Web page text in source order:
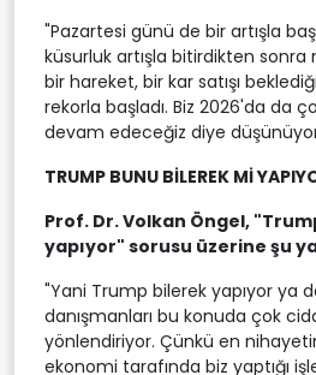
"Pazartesi günü de bir artışla
küsurluk artışla bitirdikten sonra
bir hareket, bir kar satışı
rekorla başladı. Biz 2026'da da
devam edeceğiz diye
TRUMP BUNU BİLEREK Mİ
Prof. Dr. Volkan Öngel,
yapıyor" sorusu üzerine şu
"Yani Trump bilerek yapıyor ya
danışmanları bu konuda çok
yönlendiriyor. Çünkü en
ekonomi tarafında biz yaptığı